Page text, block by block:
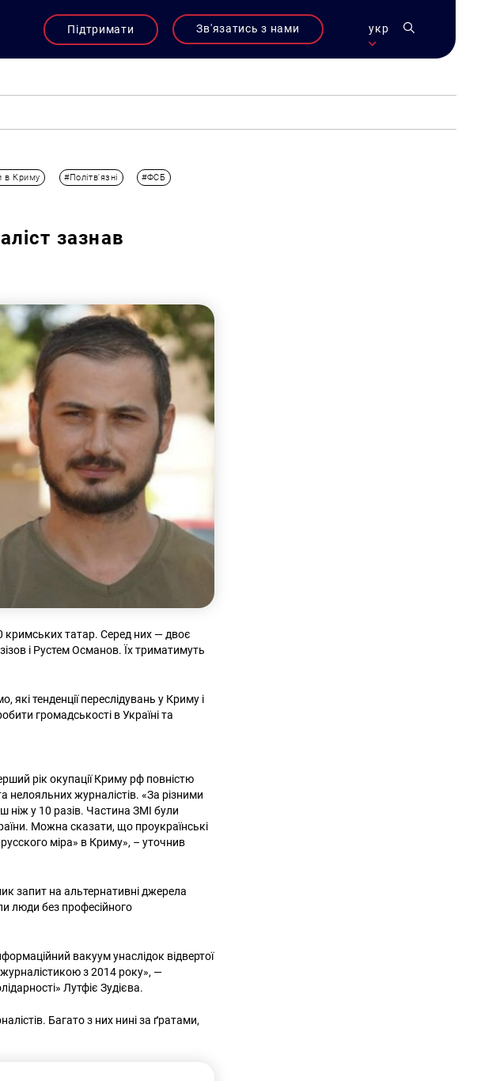
Підтримати Зв'язатись з нами укр
в Криму #Політв'язні #ФСБ
зазнав
кримських татар. Серед них — двоє
і Рустем Османов. Їх триматимуть
тенденції переслідувань у Криму і
громадськості в Україні та
рік окупації Криму рф повністю
нелояльних журналістів. «За різними
ніж у 10 разів. Частина ЗМІ були
Можна сказати, що проукраїнські
міра» в Криму», – уточнив
запит на альтернативні джерела
люди без професійного
вакуум унаслідок відвертої
з 2014 року», —
Лутфіє Зудієва.
Багато з них нині за ґратами,